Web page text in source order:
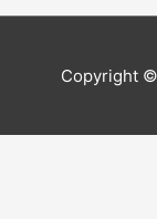
Copyright